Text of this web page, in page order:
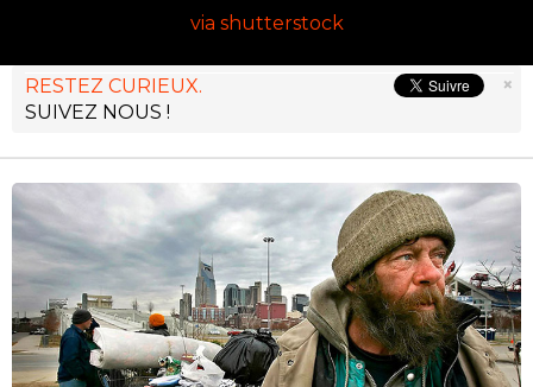
via shutterstock
×
RESTEZ CURIEUX.
SUIVEZ NOUS !